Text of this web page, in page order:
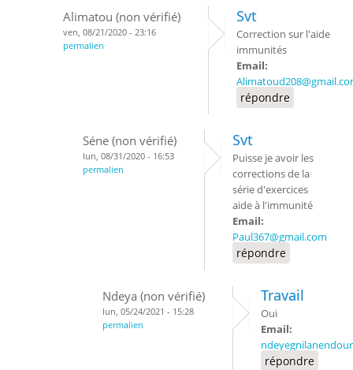
Alimatou (non vérifié)
ven, 08/21/2020 - 23:16
permalien
Svt
Correction sur l'aide
immunités
Email:
répondre
Séne (non vérifié)
lun, 08/31/2020 - 16:53
permalien
Svt
Puisse je avoir les
corrections de la
série d'exercices
aide à l'immunité
Email:
Paul367@gmail.com
répondre
Ndeya (non vérifié)
lun, 05/24/2021 - 15:28
permalien
Travail
Oui
Email:
répondre